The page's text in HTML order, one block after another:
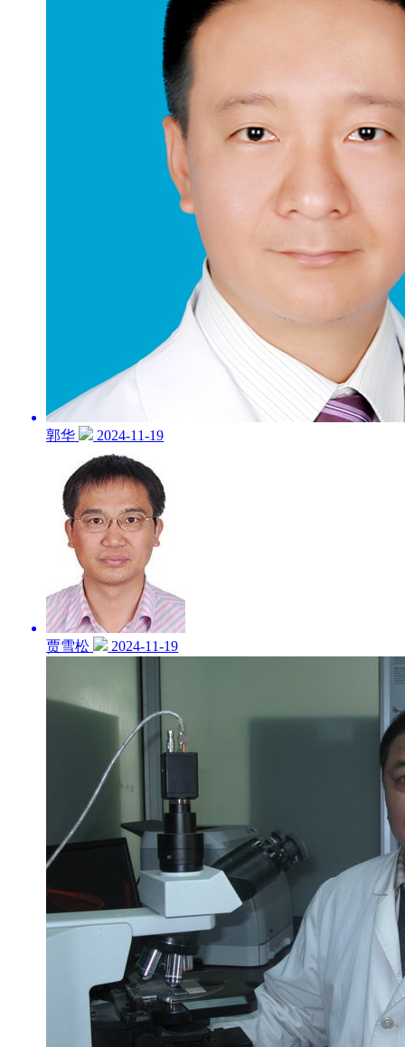
郭华 2024-11-19
贾雪松 2024-11-19